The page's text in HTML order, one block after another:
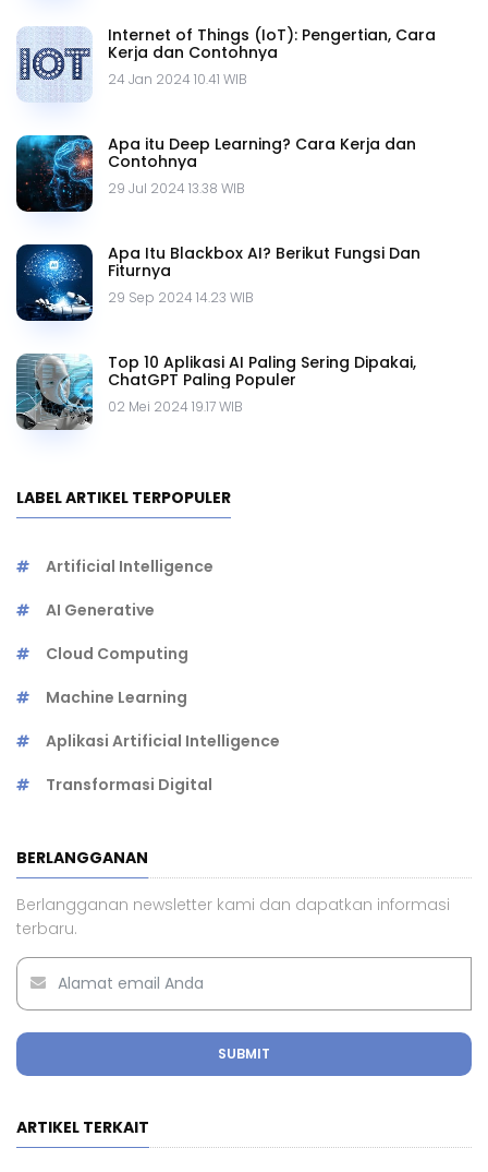
Internet of Things (IoT): Pengertian, Cara
Kerja dan Contohnya
24 Jan 2024 10.41 WIB
Apa itu Deep Learning? Cara Kerja dan
Contohnya
29 Jul 2024 13.38 WIB
Apa Itu Blackbox AI? Berikut Fungsi Dan
Fiturnya
29 Sep 2024 14.23 WIB
Top 10 Aplikasi AI Paling Sering Dipakai,
ChatGPT Paling Populer
02 Mei 2024 19.17 WIB
LABEL ARTIKEL TERPOPULER
Artificial Intelligence
AI Generative
Cloud Computing
Machine Learning
Aplikasi Artificial Intelligence
Transformasi Digital
BERLANGGANAN
Berlangganan newsletter kami dan dapatkan informasi
terbaru.
SUBMIT
ARTIKEL TERKAIT